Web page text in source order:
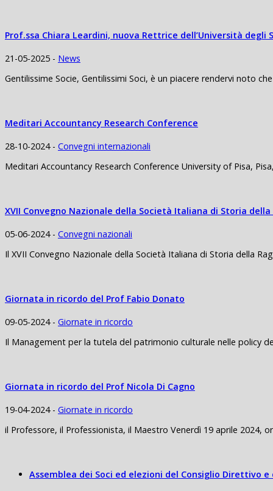
Prof.ssa Chiara Leardini, nuova Rettrice dell’Università degli
21-05-2025 - News
Gentilissime Socie, Gentilissimi Soci, è un piacere rendervi noto
Meditari Accountancy Research Conference
28-10-2024 - Convegni internazionali
Meditari Accountancy Research Conference University of Pisa,
XVII Convegno Nazionale della Società Italiana di Storia
05-06-2024 - Convegni nazionali
Il XVII Convegno Nazionale della Società Italiana di Storia della
Giornata in ricordo del Prof Fabio Donato
09-05-2024 - Giornate in ricordo
Il Management per la tutela del patrimonio culturale nelle policy
Giornata in ricordo del Prof Nicola Di Cagno
19-04-2024 - Giornate in ricordo
il Professore, il Professionista, il Maestro Venerdì 19 aprile 2024,
Assemblea dei Soci ed elezioni del Consiglio Direttivo